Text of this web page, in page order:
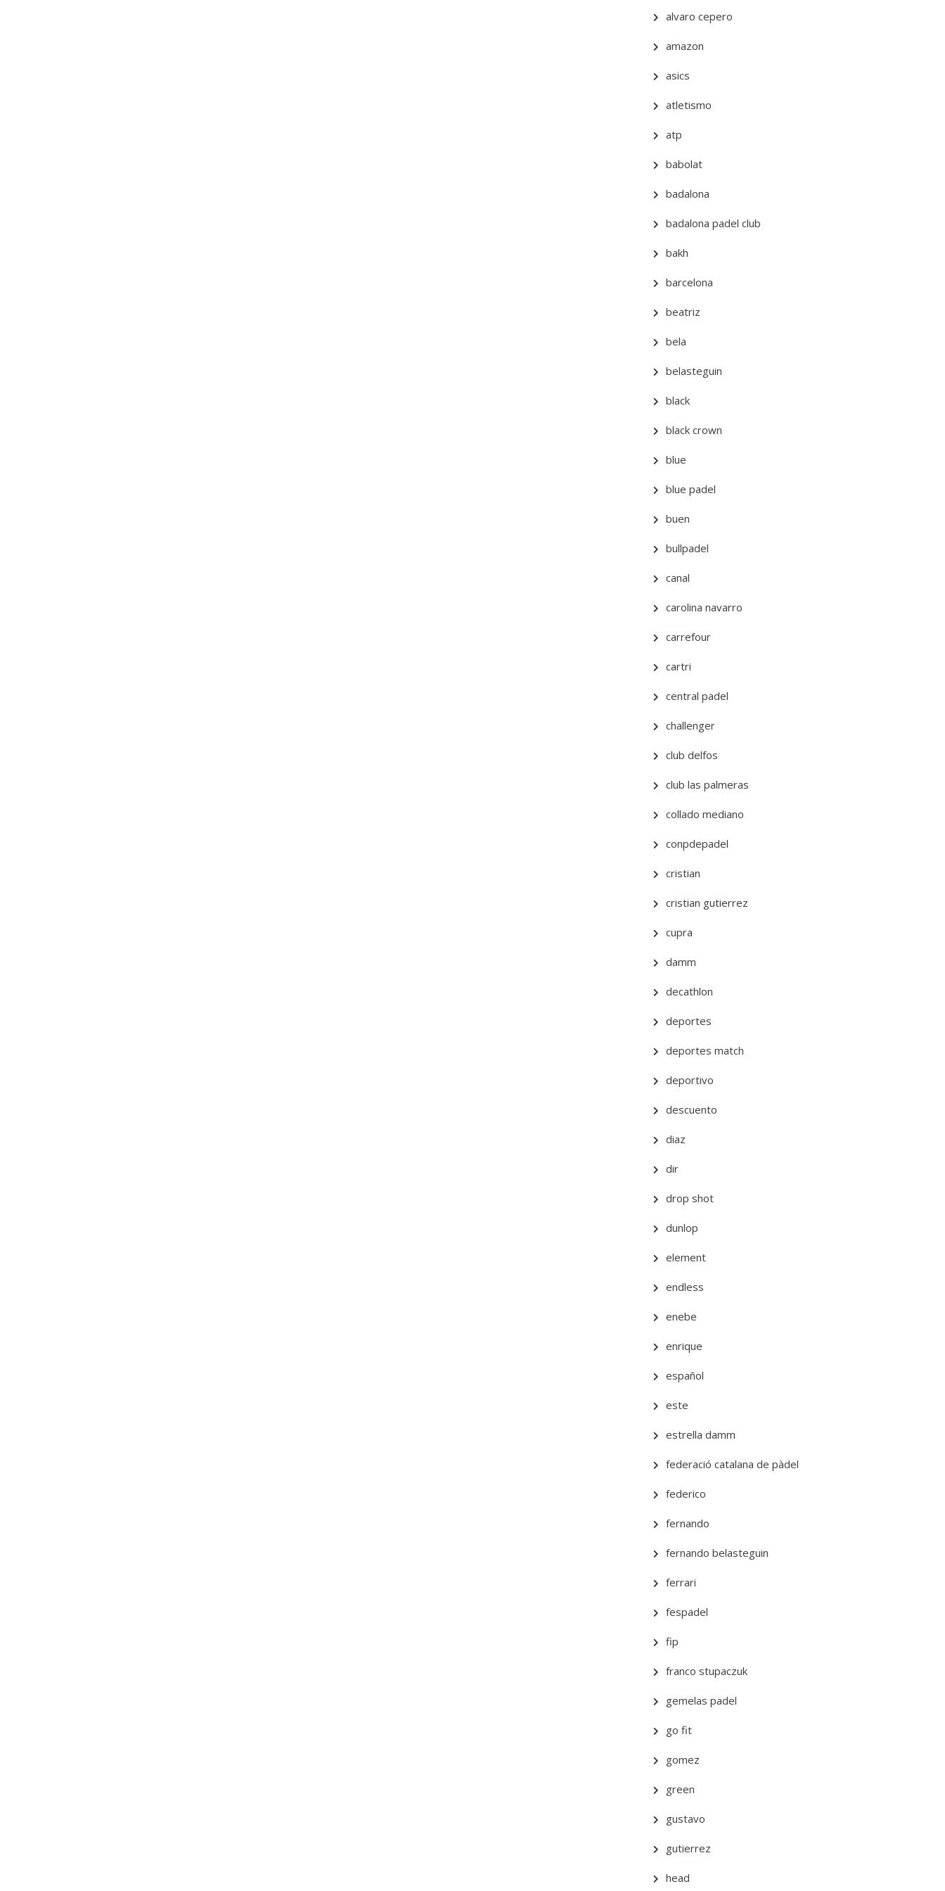
alvaro cepero
amazon
asics
atletismo
atp
babolat
badalona
badalona padel club
bakh
barcelona
beatriz
bela
belasteguin
black
black crown
blue
blue padel
buen
bullpadel
canal
carolina navarro
carrefour
cartri
central padel
challenger
club delfos
club las palmeras
collado mediano
conpdepadel
cristian
cristian gutierrez
cupra
damm
decathlon
deportes
deportes match
deportivo
descuento
diaz
dir
drop shot
dunlop
element
endless
enebe
enrique
español
este
estrella damm
federació catalana de pàdel
federico
fernando
fernando belasteguin
ferrari
fespadel
fip
franco stupaczuk
gemelas padel
go fit
gomez
green
gustavo
gutierrez
head